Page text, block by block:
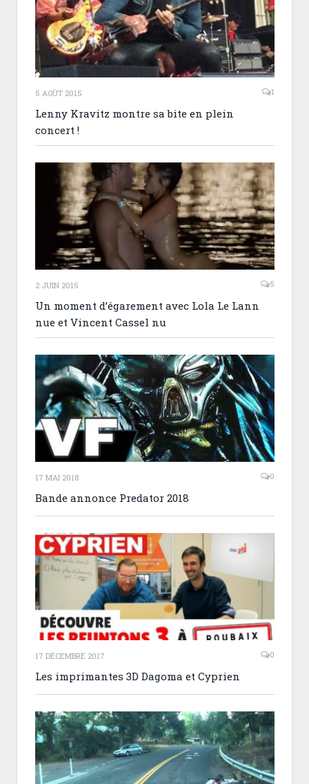
5 AOÛT 2015 1
Lenny Kravitz montre sa bite en plein
concert !
2 JUIN 2015 5
Un moment d’égarement avec Lola Le Lann
nue et Vincent Cassel nu
17 MAI 2018 0
Bande annonce Predator 2018
17 DÉCEMBRE 2017 0
Les imprimantes 3D Dagoma et Cyprien